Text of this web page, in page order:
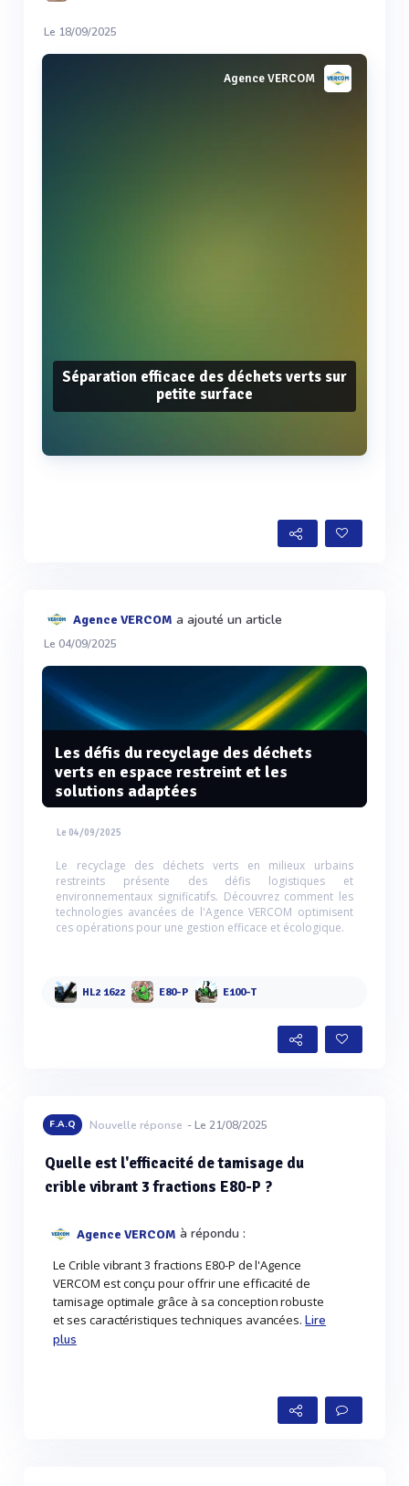
Le 18/09/2025
Agence VERCOM
Séparation efficace des déchets verts sur
petite surface
Agence VERCOM a ajouté un article
Le 04/09/2025
Les défis du recyclage des déchets
verts en espace restreint et les
solutions adaptées
Le 04/09/2025
Le recyclage des déchets verts en milieux urbains
restreints présente des défis logistiques et
environnementaux significatifs. Découvrez comment les
technologies avancées de l'Agence VERCOM optimisent
ces opérations pour une gestion efficace et écologique.
HL2 1622 E80-P E100-T
F.A.Q Nouvelle réponse - Le 21/08/2025
Quelle est l'efficacité de tamisage du
crible vibrant 3 fractions E80-P ?
Agence VERCOM à répondu :
Le Crible vibrant 3 fractions E80-P de l'Agence
VERCOM est conçu pour offrir une efficacité de
tamisage optimale grâce à sa conception robuste
et ses caractéristiques techniques avancées.Lire
plus